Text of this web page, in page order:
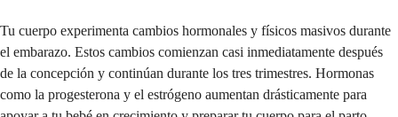
Tu cuerpo experimenta cambios hormonales y físicos masivos durante
el embarazo. Estos cambios comienzan casi inmediatamente después
de la concepción y continúan durante los tres trimestres. Hormonas
como la progesterona y el estrógeno aumentan drásticamente para